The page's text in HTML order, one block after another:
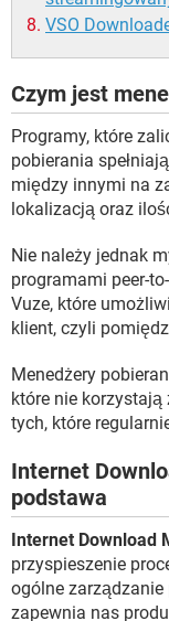
VSO
Czym jest
Programy, które
pobierania
między innymi na
lokalizacją oraz
Nie należy jednak
programami peer-
Vuze, które
klient, czyli
Menedżery
które nie
tych, które
Internet
podstawa
Internet Download
przyspieszenie
ogólne
zapewnia nas